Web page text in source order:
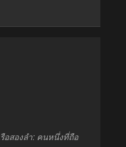
อสองลำ: คนหนึ่งที่ถือ